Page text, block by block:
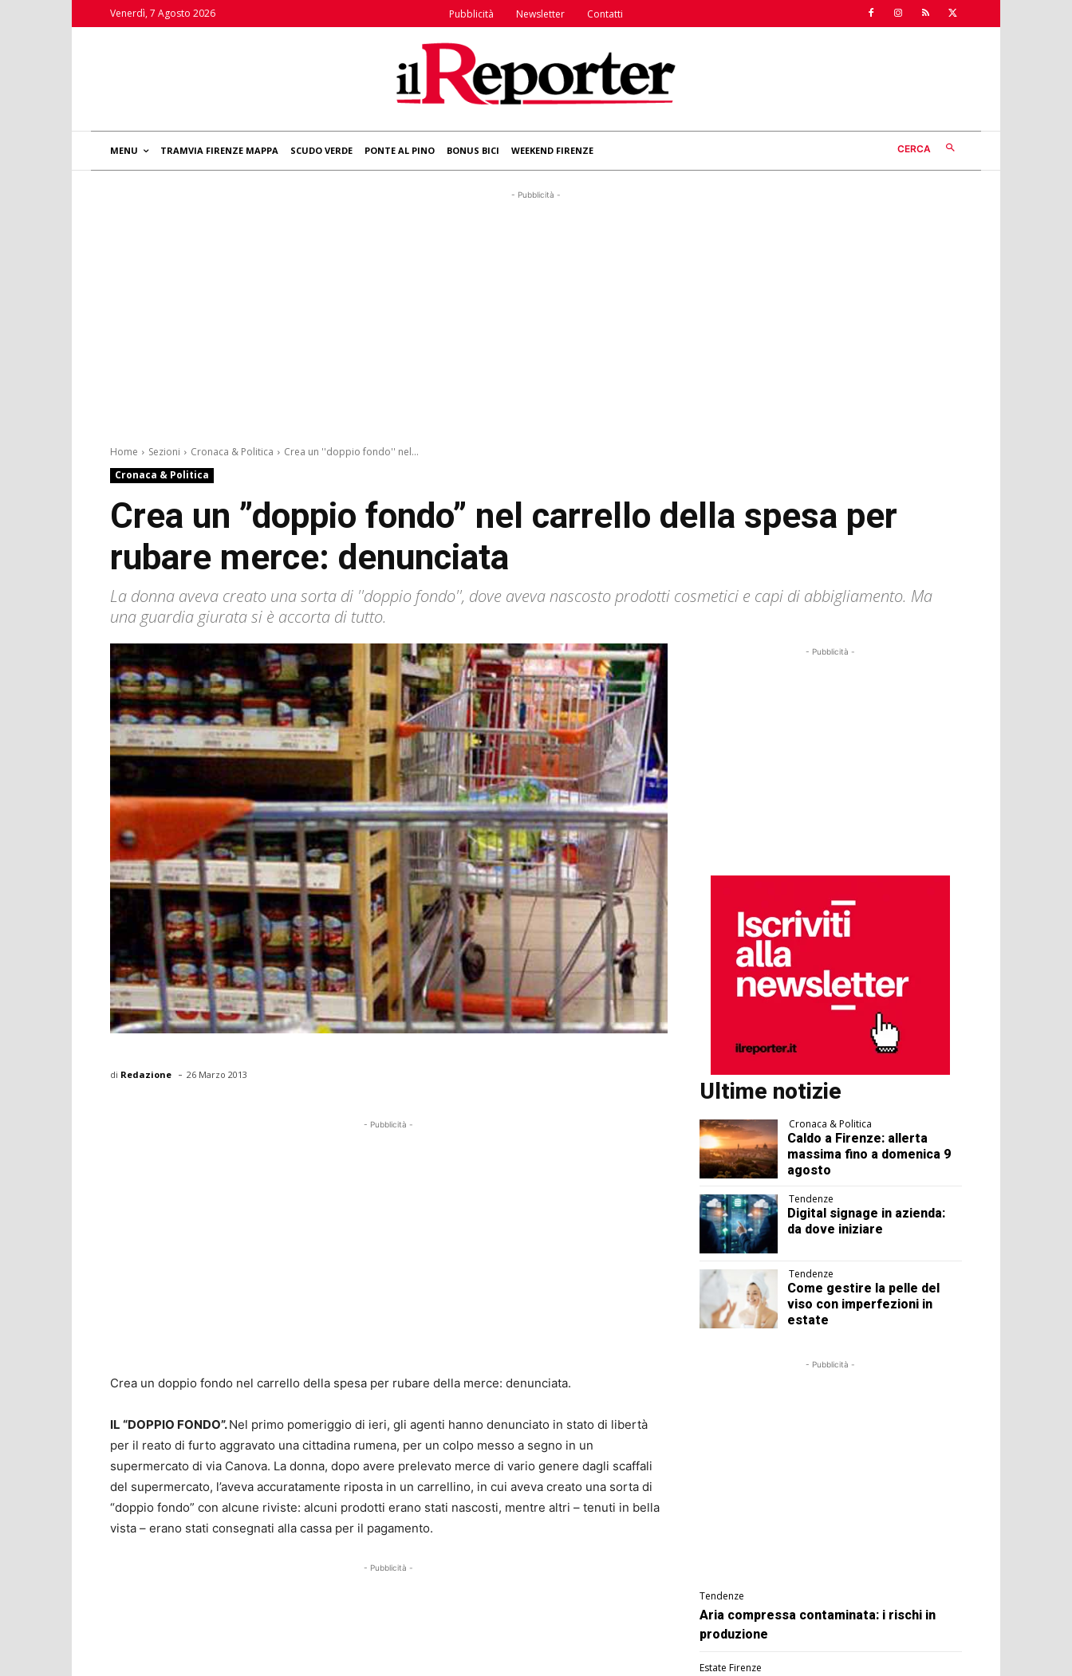
Venerdì, 7 Agosto 2026 Pubblicità Newsletter Contatti
MENU TRAMVIA FIRENZE MAPPA SCUDO VERDE PONTE AL PINO BONUS BICI WEEKEND FIRENZE CERCA
- Pubblicità -
Home Sezioni Cronaca & Politica
Crea un ''doppio fondo'' nel...
Cronaca & Politica
Crea un ”doppio fondo” nel carrello della spesa per
rubare merce: denunciata
La donna aveva creato una sorta di ''doppio fondo'', dove aveva nascosto prodotti cosmetici e capi di abbigliamento. Ma
una guardia giurata si è accorta di tutto.
di Redazione - 26 Marzo 2013
- Pubblicità -
Crea un doppio fondo nel carrello della spesa per rubare della merce: denunciata.
IL “DOPPIO FONDO”.Nel primo pomeriggio di ieri, gli agenti hanno denunciato in stato di libertà
per il reato di furto aggravato una cittadina rumena, per un colpo messo a segno in un
supermercato di via Canova. La donna, dopo avere prelevato merce di vario genere dagli scaffali
del supermercato, l’aveva accuratamente riposta in un carrellino, in cui aveva creato una sorta di
“doppio fondo” con alcune riviste: alcuni prodotti erano stati nascosti, mentre altri – tenuti in bella
vista – erano stati consegnati alla cassa per il pagamento.
- Pubblicità -
- Pubblicità -
Ultime notizie
Cronaca & Politica
Caldo a Firenze: allerta
massima fino a domenica 9
agosto
Tendenze
Digital signage in azienda:
da dove iniziare
Tendenze
Come gestire la pelle del
viso con imperfezioni in
estate
- Pubblicità -
Tendenze
Aria compressa contaminata: i rischi in
produzione
Estate Firenze